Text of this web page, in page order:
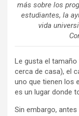
más sobre los
estudiantes, la
vida
Le gusta el tamaño
cerca de casa), el
uno que tienen los
es un lugar donde
Sin embargo,